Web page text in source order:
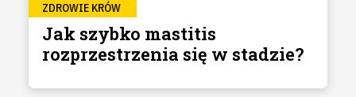
ZDROWIE KRÓW
Jak szybko mastitis
rozprzestrzenia się w stadzie?